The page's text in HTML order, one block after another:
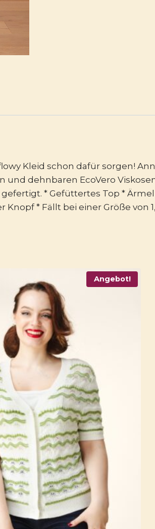
Kleid schon dafür sorgen!
dehnbaren EcoVero
* Gefüttertes Top *
* Fällt bei einer Größe von
Angebot!